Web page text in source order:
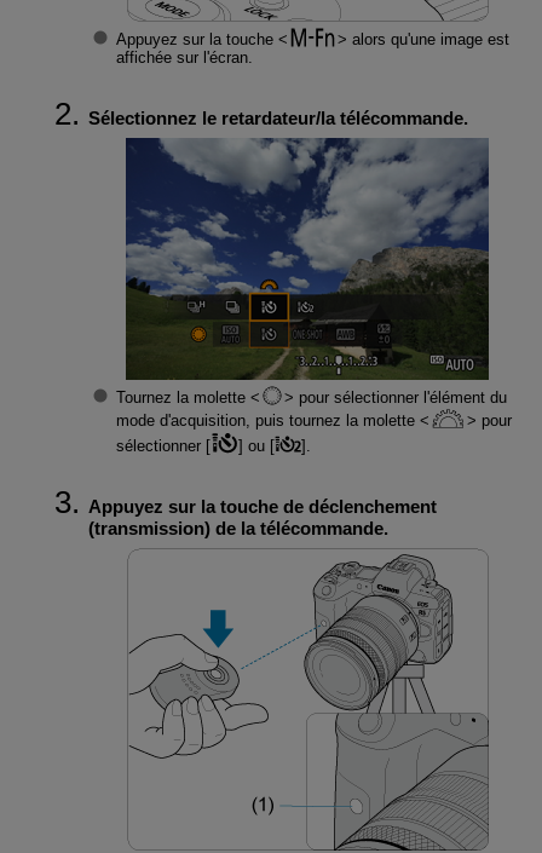
Appuyez sur la touche
alors qu'une image est
affichée sur l'écran.
Sélectionnez le retardateur/la télécommande.
Tournez la molette
pour sélectionner l'élément du
mode d'acquisition, puis tournez la molette
pour
sélectionner [
] ou [ ].
Appuyez sur la touche de déclenchement
(transmission) de la télécommande.